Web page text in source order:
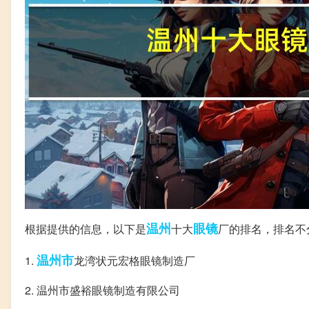
根据提供的信息，以下是温州十大眼镜厂的排名，排名
1. 温州市龙湾状元宏格眼镜制造厂
2. 温州市盛裕眼镜制造有限公司